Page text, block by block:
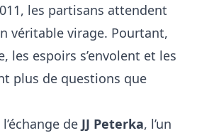
les partisans attendent
véritable virage. Pourtant,
les espoirs s’envolent et les
plus de questions que
de JJ Peterka, l’un